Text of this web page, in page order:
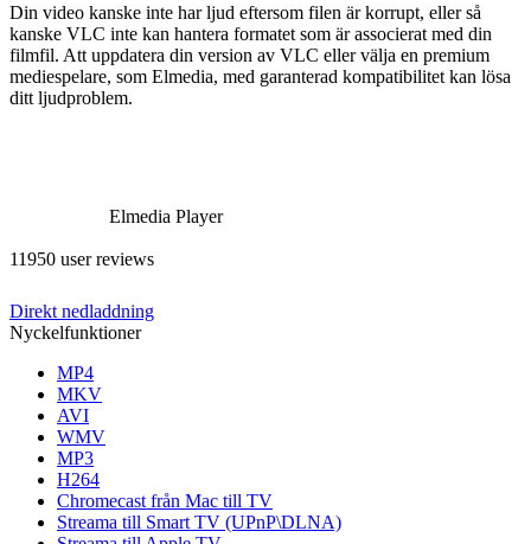
Din video kanske inte har ljud eftersom filen är korrupt, eller så
kanske VLC inte kan hantera formatet som är associerat med din
filmfil. Att uppdatera din version av VLC eller välja en premium
mediespelare, som Elmedia, med garanterad kompatibilitet kan lösa
ditt ljudproblem.
Elmedia Player
11950 user reviews
Direkt nedladdning
Nyckelfunktioner
MP4
MKV
AVI
WMV
MP3
H264
Chromecast från Mac till TV
Streama till Smart TV (UPnP\DLNA)